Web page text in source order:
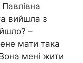
вийшла з
–
мати така
мені жити